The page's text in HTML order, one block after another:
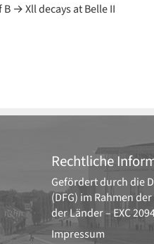
→ Xll decays at Belle II
Rechtliche
Gefördert durch die
(DFG) im Rahmen
der Länder – EXC
Impressum